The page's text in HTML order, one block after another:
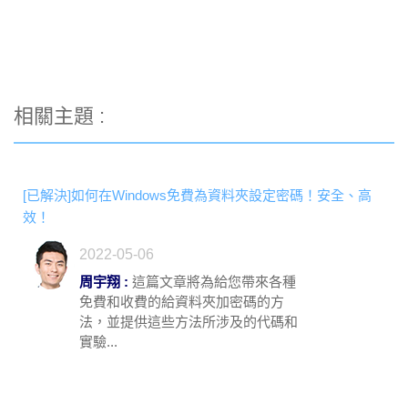
相關主題 :
[已解決]如何在Windows免費為資料夾設定密碼！安全、高
效！
2022-05-06
周宇翔 : 這篇文章將為給您帶來各種
免費和收費的給資料夾加密碼的方
法，並提供這些方法所涉及的代碼和
實驗...